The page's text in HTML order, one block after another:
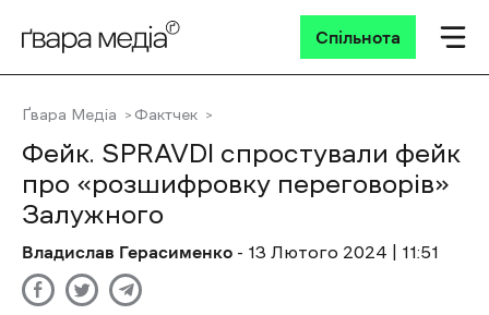
Спільнота
Ґвара Медіа Фактчек
Фейк. SPRAVDI спростували фейк
про «розшифровку переговорів»
Залужного
Владислав Герасименко - 13 Лютого 2024 | 11:51